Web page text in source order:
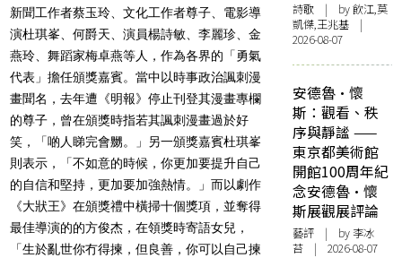
新聞工作者蔡玉玲、文化工作者尊子、電影導
演杜琪峯、何爵天、演員楊詩敏、李麗珍、金
燕玲、舞蹈家梅卓燕等人，作為各界的「勇氣
代表」擔任頒獎嘉賓。當中以時事政治諷刺漫
畫聞名，去年遭《明報》停止刊登其漫畫專欄
的尊子，曾在頒獎時指若其諷刺漫畫過於好
笑，「啲人睇完會嬲。」另一頒獎嘉賓杜琪峯
則表示，「不如意的時候，你更加要提升自己
的自信和堅持，更加要加強熱情。」而以劇作
《大狀王》在頒獎禮中橫掃十個獎項，並奪得
最佳導演的的方俊杰，在領獎時寄語女兒，
「生於亂世你冇得揀，但良善，你可以自己揀
詩歌 | by 飲江,莫
凱傑,王兆基 |
2026-08-07
安德魯·懷
斯：觀看、秩
序與靜謐 ——
東京都美術館
開館100周年紀
念安德魯·懷
斯展觀展評論
藝評 | by 李冰
苔 | 2026-08-07